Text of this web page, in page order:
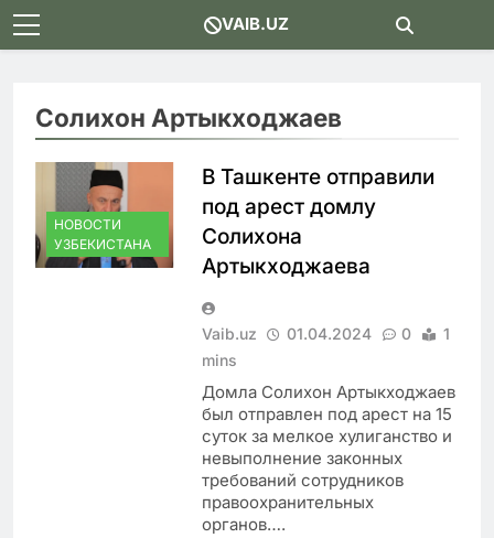
Skip
to
VAIB.UZ
Солихон Артыкходжаев
НОВОСТИ
УЗБЕКИСТАНА
В Ташкенте отправили
под арест домлу
Солихона
Артыкходжаева
Vaib.uz 01.04.2024 0
1
mins
Домла Солихон Артыкходжаев
был отправлен под арест на 15
суток за мелкое хулиганство и
невыполнение законных
требований сотрудников
правоохранительных
органов….